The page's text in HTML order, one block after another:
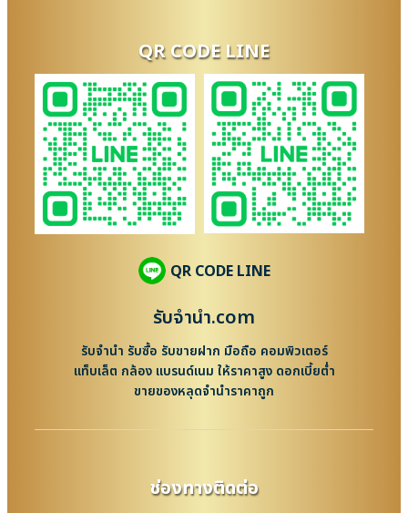
QR CODE LINE
QR CODE LINE
รับจํานํา.com
รับจำนำ รับซื้อ รับขายฝาก มือถือ คอมพิวเตอร์
แท็บเล็ต กล้อง แบรนด์เนม ให้ราคาสูง ดอกเบี้ยต่ำ
ขายของหลุดจำนำราคาถูก
ช่องทางติดต่อ